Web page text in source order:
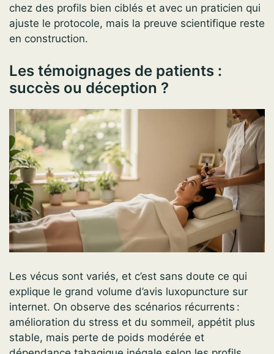
chez des profils bien ciblés et avec un praticien qui
ajuste le protocole, mais la preuve scientifique reste
en construction.
Les témoignages de patients :
succès ou déception ?
Les vécus sont variés, et c’est sans doute ce qui
explique le grand volume d’avis luxopuncture sur
internet. On observe des scénarios récurrents :
amélioration du stress et du sommeil, appétit plus
stable, mais perte de poids modérée et